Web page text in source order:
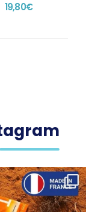
19,80€